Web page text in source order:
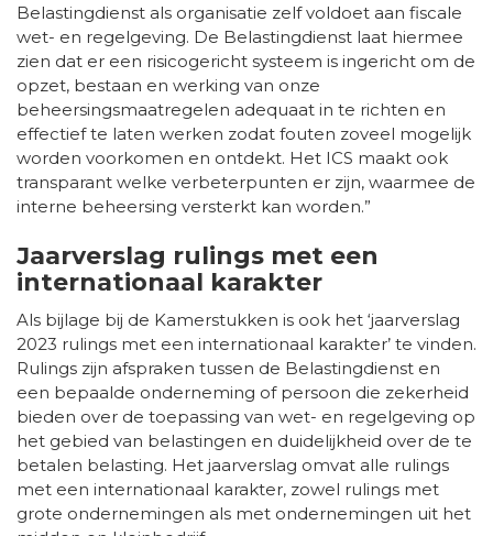
Belastingdienst als organisatie zelf voldoet aan fiscale
wet- en regelgeving. De Belastingdienst laat hiermee
zien dat er een risicogericht systeem is ingericht om de
opzet, bestaan en werking van onze
beheersingsmaatregelen adequaat in te richten en
effectief te laten werken zodat fouten zoveel mogelijk
worden voorkomen en ontdekt. Het ICS maakt ook
transparant welke verbeterpunten er zijn, waarmee de
interne beheersing versterkt kan worden.”
Jaarverslag rulings met een
internationaal karakter
Als bijlage bij de Kamerstukken is ook het ‘jaarverslag
2023 rulings met een internationaal karakter’ te vinden.
Rulings zijn afspraken tussen de Belastingdienst en
een bepaalde onderneming of persoon die zekerheid
bieden over de toepassing van wet- en regelgeving op
het gebied van belastingen en duidelijkheid over de te
betalen belasting. Het jaarverslag omvat alle rulings
met een internationaal karakter, zowel rulings met
grote ondernemingen als met ondernemingen uit het